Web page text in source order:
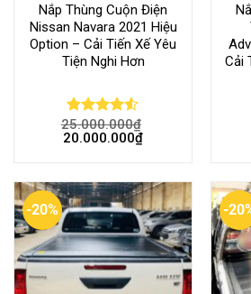
Nắp Thùng Cuộn Điện
Nissan Navara 2021 Hiệu
Option – Cải Tiến Xế Yêu
Tiện Nghi Hơn
Rated
4.50out
25.000.000₫
20.000.000₫
Cải
-20% -